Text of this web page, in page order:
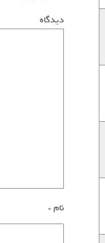
دیدگاه
نام*